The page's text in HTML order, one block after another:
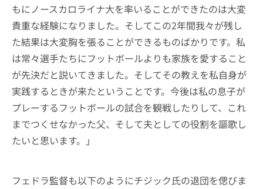
もにノースカロライナ大を率いることができたのは大変
貴重な経験になりました。そしてこの2年間我々が残し
た結果は大変胸を張ることができるものばかりです。私
は常々選手たちにフットボールよりも家族を愛すること
が先決だと説いてきました。そしてその教えを私自身が
実践するときが来たということです。今後は私の息子が
プレーするフットボールの試合を観戦したりして、これ
までつくせなかった父、そして夫としての役割を謳歌し
たいと思います。」
フェドラ監督も以下のようにチジック氏の退団を偲びま